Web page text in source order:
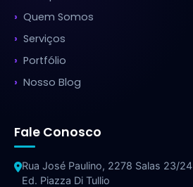
Quem Somos
Serviços
Portfólio
Nosso Blog
Fale Conosco
Rua José Paulino, 2278 Salas 23/24
Ed. Piazza Di Tullio